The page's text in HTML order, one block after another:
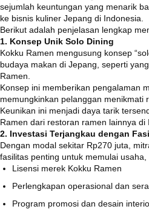
sejumlah keuntungan yang menarik
ke bisnis kuliner Jepang di Indonesia.
Berikut adalah penjelasan lengkap
1. Konsep Unik Solo Dining
Kokku Ramen mengusung konsep
budaya makan di Jepang, seperti
Ramen.
Konsep ini memberikan pengalaman
memungkinkan pelanggan menikmati
Keunikan ini menjadi daya tarik
Ramen dari restoran ramen lainnya di
2. Investasi Terjangkau dengan
Dengan modal sekitar Rp270 juta,
fasilitas penting untuk memulai usaha,
Lisensi merek Kokku Ramen
Perlengkapan operasional dan
Program promosi dan desain